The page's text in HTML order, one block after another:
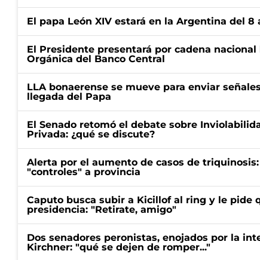
El papa León XIV estará en la Argentina del 8
El Presidente presentará por cadena
Orgánica del Banco Central
LLA bonaerense se mueve para enviar
llegada del Papa
El Senado retomó el debate sobre
Privada: ¿qué se discute?
Alerta por el aumento de casos de
"controles" a provincia
Caputo busca subir a Kicillof al ring y le pide
presidencia: "Retirate, amigo"
Dos senadores peronistas, enojados por la
Kirchner: "qué se dejen de romper..."